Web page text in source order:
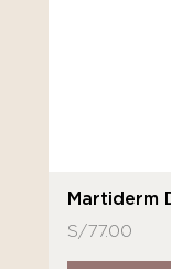
Martiderm
S/77.00